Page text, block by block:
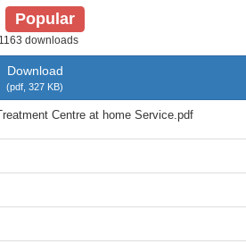
Popular
1163 downloads
Download
(pdf, 327 KB)
Centre at home Service.pdf